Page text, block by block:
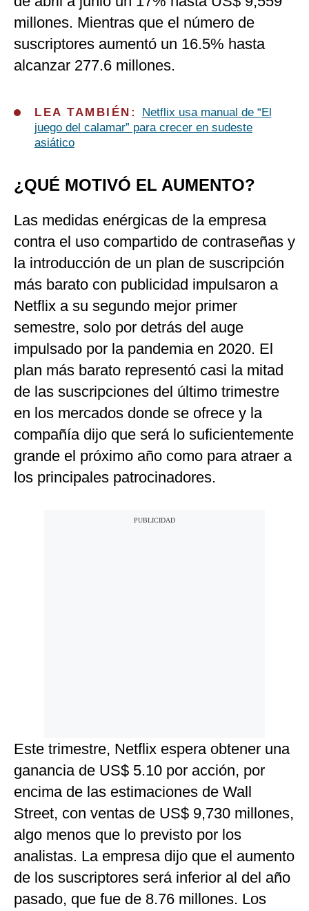
millones. Mientras que el número de
suscriptores aumentó un 16.5% hasta
alcanzar 277.6 millones.
LEA TAMBIÉN:
Netflix usa manual de “El
juego del calamar” para crecer en sudeste
asiático
¿QUÉ MOTIVÓ EL AUMENTO?
Las medidas enérgicas de la empresa
contra el uso compartido de contraseñas y
la introducción de un plan de suscripción
más barato con publicidad impulsaron a
Netflix a su segundo mejor primer
semestre, solo por detrás del auge
impulsado por la pandemia en 2020. El
plan más barato representó casi la mitad
de las suscripciones del último trimestre
en los mercados donde se ofrece y la
compañía dijo que será lo suficientemente
grande el próximo año como para atraer a
los principales patrocinadores.
Este trimestre, Netflix espera obtener una
ganancia de US$ 5.10 por acción, por
encima de las estimaciones de Wall
Street, con ventas de US$ 9,730 millones,
algo menos que lo previsto por los
analistas. La empresa dijo que el aumento
de los suscriptores será inferior al del año
pasado, que fue de 8.76 millones. Los